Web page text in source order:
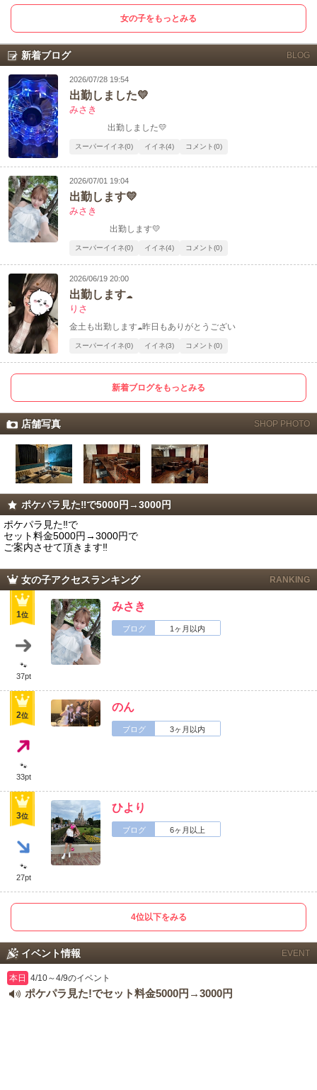
女の子をもっとみる
新着ブログ BLOG
2026/07/28 19:54
出勤しました💛
みさき
出勤しました💛
スーパーイイネ(0) イイネ(4) コメント(0)
2026/07/01 19:04
出勤します💛
みさき
出勤します💛
スーパーイイネ(0) イイネ(4) コメント(0)
2026/06/19 20:00
出勤します☁️
りさ
金土も出勤します☁️昨日もありがとうござい
スーパーイイネ(0) イイネ(3) コメント(0)
新着ブログをもっとみる
店舗写真 SHOP PHOTO
ポケパラ見た‼️で5000円→3000円
ポケパラ見た‼️で
セット料金5000円→3000円で
ご案内させて頂きます‼️
女の子アクセスランキング RANKING
1位
🐾
37pt
みさき
ブログ 1ヶ月以内
2位
🐾
33pt
のん
ブログ 3ヶ月以内
3位
🐾
27pt
ひより
ブログ 6ヶ月以上
4位以下をみる
イベント情報 EVENT
本日 4/10～4/9のイベント
ポケパラ見た!でセット料金5000円→3000円